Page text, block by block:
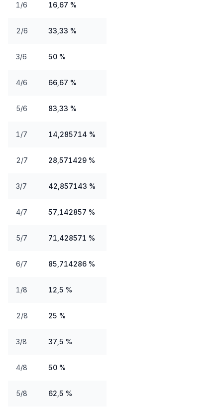
1/6 16,67 %
2/6 33,33 %
3/6 50 %
4/6 66,67 %
5/6 83,33 %
1/7 14,285714 %
2/7 28,571429 %
3/7 42,857143 %
4/7 57,142857 %
5/7 71,428571 %
6/7 85,714286 %
1/8 12,5 %
2/8 25 %
3/8 37,5 %
4/8 50 %
5/8 62,5 %